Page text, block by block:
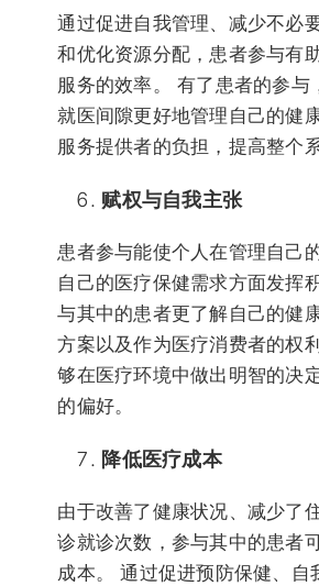
通过促进自我管理、减少不必
和优化资源分配，患者参与有
服务的效率。 有了患者的参与
就医间隙更好地管理自己的健
服务提供者的负担，提高整个
赋权与自我主张
患者参与能使个人在管理自己
自己的医疗保健需求方面发挥
与其中的患者更了解自己的健
方案以及作为医疗消费者的权
够在医疗环境中做出明智的决
的偏好。
降低医疗成本
由于改善了健康状况、减少了
诊就诊次数，参与其中的患者
成本。 通过促进预防保健、自